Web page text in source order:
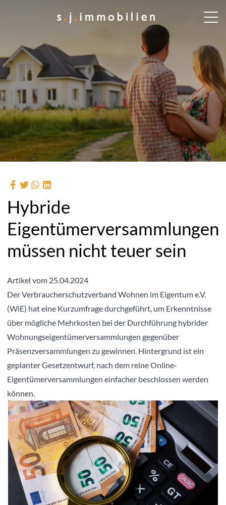
Hybride
Eigentümerversammlungen
müssen nicht teuer sein
Artikel vom 25.04.2024
Der Verbraucherschutzverband Wohnen im Eigentum e.V.
(WiE) hat eine Kurzumfrage durchgeführt, um Erkenntnisse
über mögliche Mehrkosten bei der Durchführung hybrider
Wohnungseigentümerversammlungen gegenüber
Präsenzversammlungen zu gewinnen. Hintergrund ist ein
geplanter Gesetzentwurf, nach dem reine Online-
Eigentümerversammlungen einfacher beschlossen werden
können.